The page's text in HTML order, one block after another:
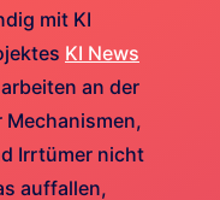
mit KI
KI News
an der
Irrtümer nicht
auffallen,